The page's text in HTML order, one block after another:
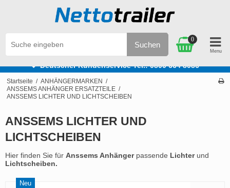
Deutscher Kundenservice Tel.: 0800 664 8086
Suchen
0
Startseite / ANHÄNGERMARKEN /
ANSSEMS ANHÄNGER ERSATZTEILE /
ANSSEMS LICHTER UND LICHTSCHEIBEN
ANSSEMS LICHTER UND
LICHTSCHEIBEN
Hier finden Sie für Anssems Anhänger passende Lichter und
Lichtscheiben.
Neu